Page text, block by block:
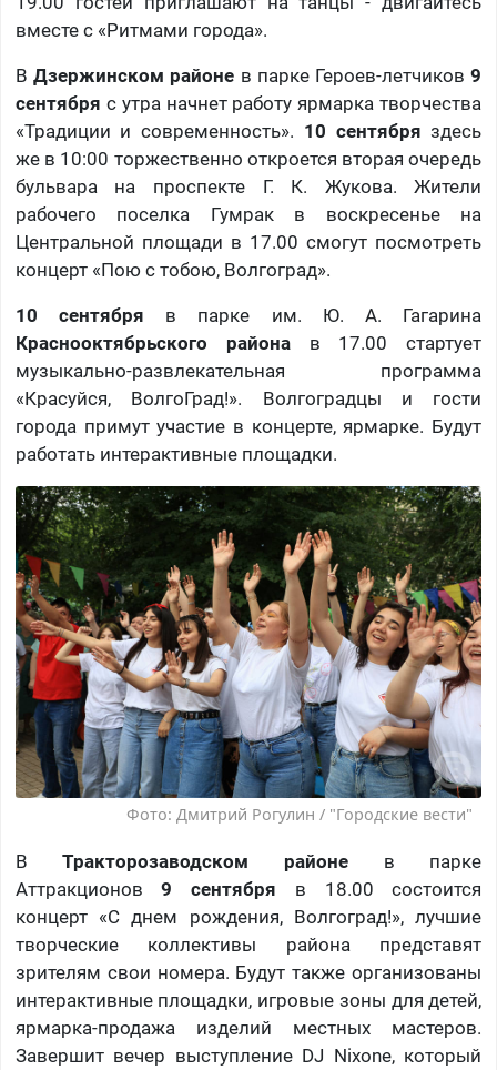
вместе с «Ритмами города».
ВДзержинском районе в парке Героев-летчиков9
сентября с утра начнет работу ярмарка творчества
«Традиции и современность». 10 сентябряздесь
же в 10:00 ​торжественно откроется вторая очередь
бульвара на проспекте Г. К. Жукова. ​Жители
рабочего поселка Гумрак в воскресенье на
Центральной площади в 17.00 смогут посмотреть
концерт «Пою с тобою, Волгоград».
10 сентября в парке им. Ю. А. Гагарина
Краснооктябрьского района в 17.00 стартует
музыкально-развлекательная программа
«Красуйся, ВолгоГрад!». Волгоградцы и гости
города примут участие в концерте, ярмарке. Будут
работать интерактивные площадки.
Фото: Дмитрий Рогулин / "Городские вести"
ВТракторозаводском районе в парке
Аттракционов9 сентября в 18.00 состоится
концерт «С днем рождения, Волгоград!», лучшие
творческие коллективы района представят
зрителям свои номера. Будут также организованы
интерактивные площадки, игровые зоны для детей,
ярмарка-продажа изделий местных мастеров.
Завершит вечер выступление DJ Nixone, который